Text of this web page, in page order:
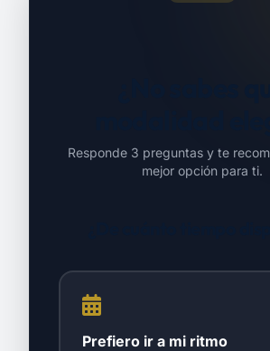
Responde 3 preguntas y te
mejor opción para ti.
Prefiero ir a mi ritmo